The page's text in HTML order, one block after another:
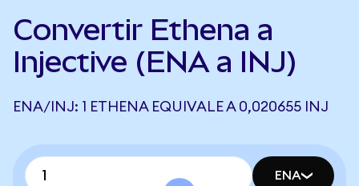
Convertir Ethena a
Injective (ENA a INJ)
ENA/INJ: 1 ETHENA EQUIVALE A 0,020655 INJ
ENA